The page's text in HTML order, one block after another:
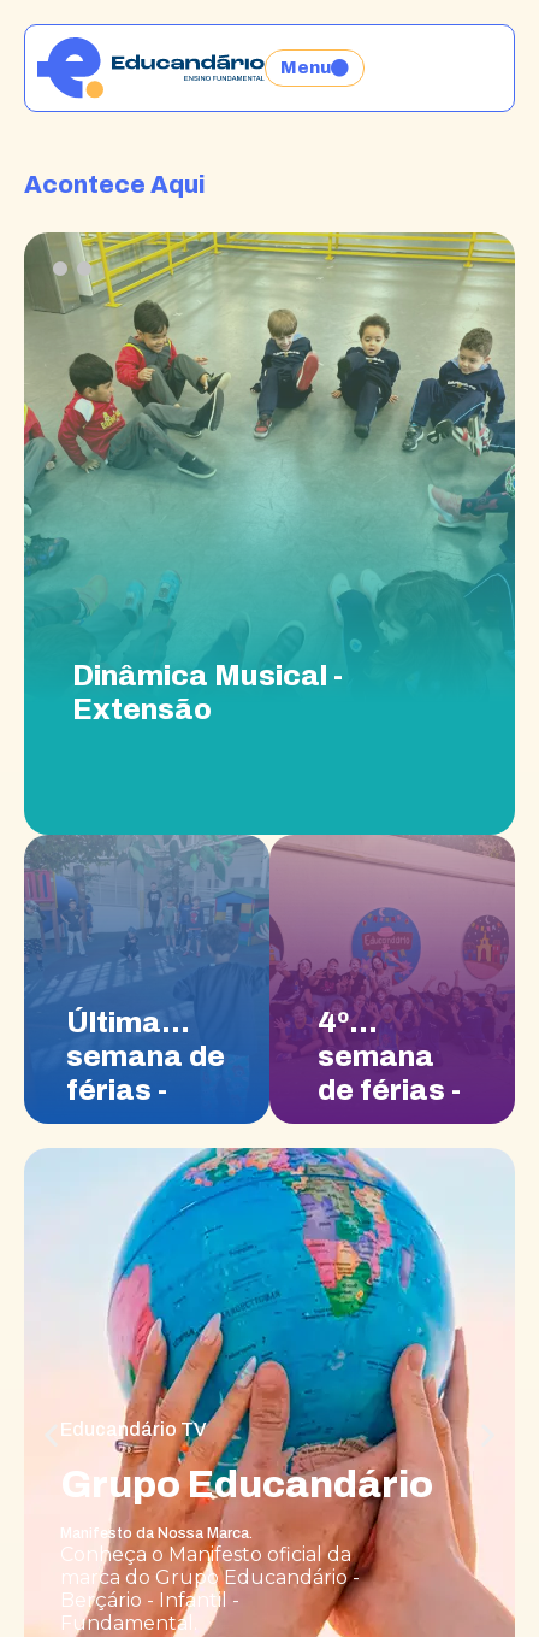
Menu
Acontece Aqui
Dinâmica Musical -
Extensão
Última
semana de
férias -
(Extensão)
4º
semana
de férias -
(Extensão
- Julho)
Educandário TV
Grupo Educandário
Manifesto da Nossa Marca.
Conheça o Manifesto oficial da
marca do Grupo Educandário -
Berçário - Infantil -
Fundamental.